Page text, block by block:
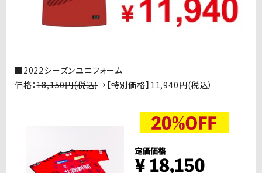
■2022シーズンユニフォーム
価格：18,150円(税込)→【特別価格】 11,940円(税込）